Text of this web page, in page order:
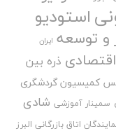
استودیو
و توسعه ایران
ذره بین
کمیسیون گردشگری
سمینار آموزشی شادی
اتاق بازرگانی البرز